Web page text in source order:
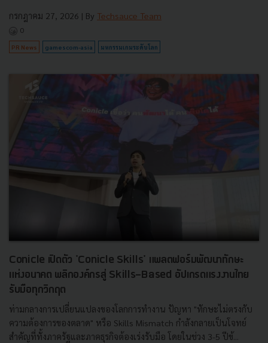
กรกฎาคม 27, 2026 | By Techsauce Team
0
PR News gamescom-asia มหกรรมเกมระดับโลก
Conicle เปิดตัว 'Conicle Skills' แพลตฟอร์มพัฒนาทักษะ
แห่งอนาคต พลิกองค์กรสู่ Skills-Based อัปเกรดแรงงานไทย
รับมือทุกวิกฤต
ท่ามกลางการเปลี่ยนแปลงของโลกการทำงาน ปัญหา "ทักษะไม่ตรงกับ
ความต้องการของตลาด" หรือ Skills Mismatch กำลังกลายเป็นโจทย์
สำคัญที่ทั้งภาครัฐและภาคธุรกิจต้องเร่งรับมือ โดยในช่วง 3-5 ปีข้...